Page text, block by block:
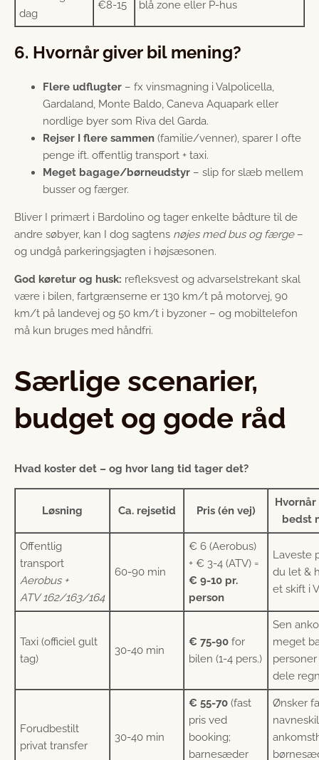
dag
€8-15 blå zone eller P-hus
6. Hvornår giver bil mening?
Flere udflugter – fx vinsmagning i Valpolicella,
Gardaland, Monte Baldo, Caneva Aquapark eller
nordlige byer som Riva del Garda.
Rejser I flere sammen (familie/venner), sparer I ofte
penge ift. offentlig transport + taxi.
Meget bagage/børneudstyr – slip for slæb mellem
busser og færger.
Bliver I primært i Bardolino og tager enkelte bådture til de
andre søbyer, kan I dog sagtens nøjes med bus og færge–
og undgå parkeringsjagten i højsæsonen.
God køretur og husk: refleksvest og advarselstrekant skal
være i bilen, fartgrænserne er 130 km/t på motorvej, 90
km/t på landevej og 50 km/t i byzoner – og mobiltelefon
må kun bruges med håndfri.
Særlige scenarier,
budget og gode råd
Hvad koster det – og hvor lang tid tager det?
Løsning Ca. rejsetid Pris (én vej)
bedst
Offentlig
transport
Aerobus +
ATV 162/163/164
60-90 min
€ 6 (Aerobus)
+ € 3-4 (ATV) =
€ 9-10 pr.
person
Laveste
du let &
et skift i
Taxi (officiel gult
tag)
30-40 min
€ 75-90 for
bilen (1-4 pers.)
Sen
meget
dele
Forudbestilt
privat transfer
30-40 min
€ 55-70 (fast
pris ved
booking;
barnesæder
Ønsker